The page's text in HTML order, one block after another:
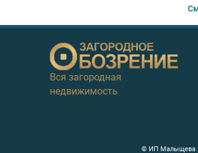
Вся загородная
недвижимость
© ИП Малыщева